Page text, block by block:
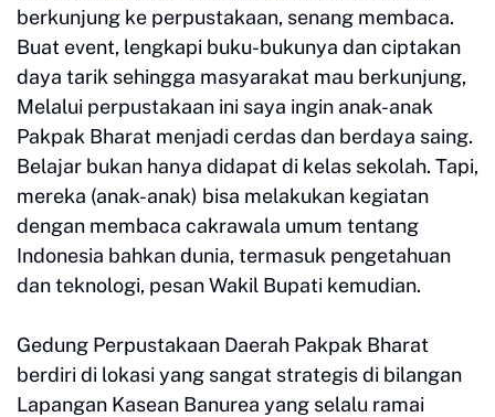
berkunjung ke perpustakaan, senang membaca.
Buat event, lengkapi buku-bukunya dan ciptakan
daya tarik sehingga masyarakat mau berkunjung,
Melalui perpustakaan ini saya ingin anak-anak
Pakpak Bharat menjadi cerdas dan berdaya saing.
Belajar bukan hanya didapat di kelas sekolah. Tapi,
mereka (anak-anak) bisa melakukan kegiatan
dengan membaca cakrawala umum tentang
Indonesia bahkan dunia, termasuk pengetahuan
dan teknologi, pesan Wakil Bupati kemudian.
Gedung Perpustakaan Daerah Pakpak Bharat
berdiri di lokasi yang sangat strategis di bilangan
Lapangan Kasean Banurea yang selalu ramai